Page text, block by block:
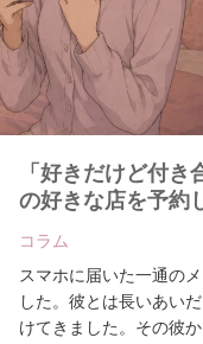
「好きだけど付
の好きな店を予約
コラム
スマホに届いた一通の
した。彼とは長いあい
けてきました。その彼